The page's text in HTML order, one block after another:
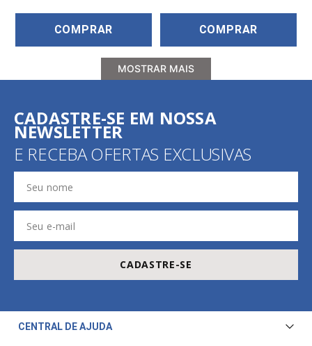
COMPRAR COMPRAR
MOSTRAR MAIS
CADASTRE-SE EM NOSSA
NEWSLETTER
E RECEBA OFERTAS EXCLUSIVAS
CADASTRE-SE
CENTRAL DE AJUDA